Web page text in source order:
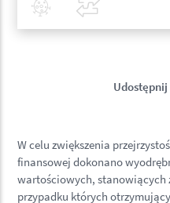
Udostępnij
Covid-19
W celu zwiększenia
finansowej dokonano
wartościowych, stanowiących
przypadku których